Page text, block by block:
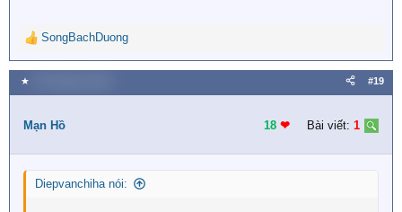
R
e
a
c
i
n
s
SongBachDuong
★ #19
Mạn Hồ 18 ❤︎ Bài viết: 1
Diepvanchiha nói: